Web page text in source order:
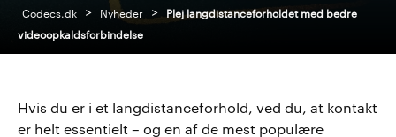
Codecs.dk > Nyheder >
Plej langdistanceforholdet med bedre
videoopkaldsforbindelse
Hvis du er i et langdistanceforhold, ved du, at kontakt
er helt essentielt – og en af de mest populære